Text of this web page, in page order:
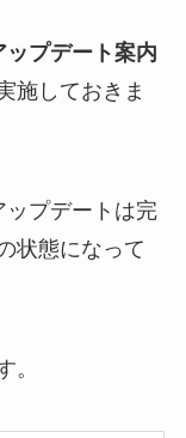
ップデート案内
施しておきま
プデートは完
状態になって
。